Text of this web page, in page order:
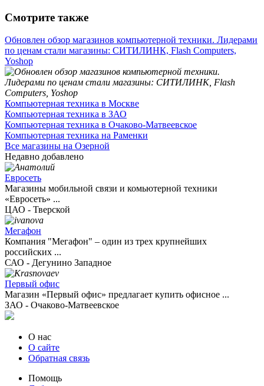
Смотрите также
Обновлен обзор магазинов компьютерной техники. Лидерами
по ценам стали магазины: СИТИЛИНК, Flash Computers,
Yoshop
Компьютерная техника в Москве
Компьютерная техника в ЗАО
Компьютерная техника в Очаково-Матвеевское
Компьютерная техника на Раменки
Все магазины на Озерной
Недавно добавлено
Евросеть
Магазины мобильной связи и комьютерной техники
«Евросеть» ...
ЦАО - Тверской
Мегафон
Компания "Мегафон" – один из трех крупнейших
российских ...
САО - Дегунино Западное
Первый офис
Магазин «Первый офис» предлагает купить офисное ...
ЗАО - Очаково-Матвеевское
О нас
О сайте
Обратная связь
Помощь